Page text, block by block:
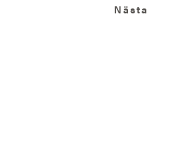
Nästa